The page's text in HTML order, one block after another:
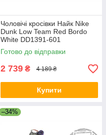
Чоловічі кросівки Найк Nike
Dunk Low Team Red Bordo
White DD1391-601
Готово до відправки
2 739 ₴ 4 189 ₴
Купити
–34%